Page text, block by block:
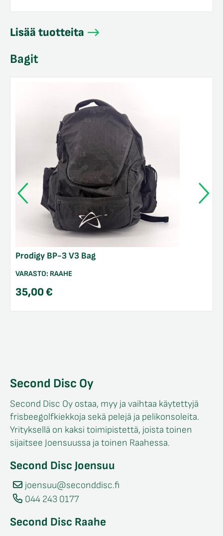
Lisää tuotteita
Bagit
Prodigy BP-3 V3 Bag
VARASTO: RAAHE
35,00€
Second Disc Oy
Second Disc Oy ostaa, myy ja vaihtaa käytettyjä
frisbeegolfkiekkoja sekä pelejä ja pelikonsoleita.
Yrityksellä on kaksi toimipistettä, joista toinen
sijaitsee Joensuussa ja toinen Raahessa.
Second Disc Joensuu
joensuu@seconddisc.fi
044 243 0177
Second Disc Raahe